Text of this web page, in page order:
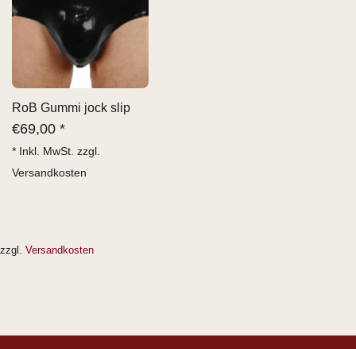
RoB Gummi jock slip
€69,00 *
* Inkl. MwSt. zzgl.
Versandkosten
zzgl. Versandkosten